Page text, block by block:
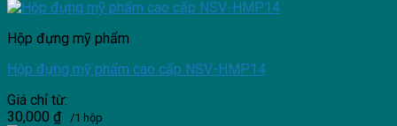
Hộp đựng mỹ phẩm
Hộp đựng mỹ phẩm cao cấp NSV-HMP14
Giá chỉ từ:
30,000 ₫ /1 hộp